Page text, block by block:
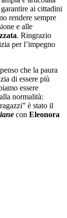
ai cittadini
rendere sempre
e alle
. Ringrazio
per l’impegno
che la paura
di essere più
essere
normalità:
è stato il
con Eleonora